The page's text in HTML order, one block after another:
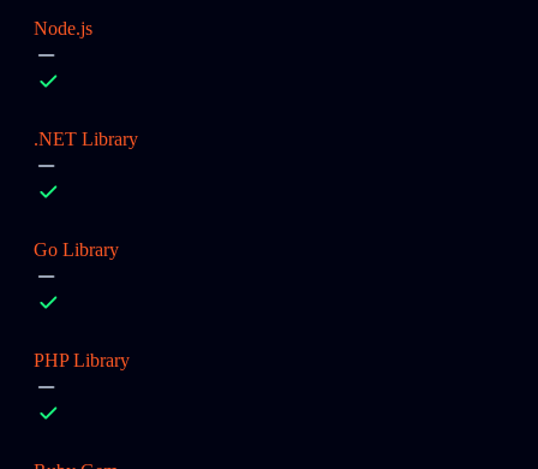
Node.js
.NET Library
Go Library
PHP Library